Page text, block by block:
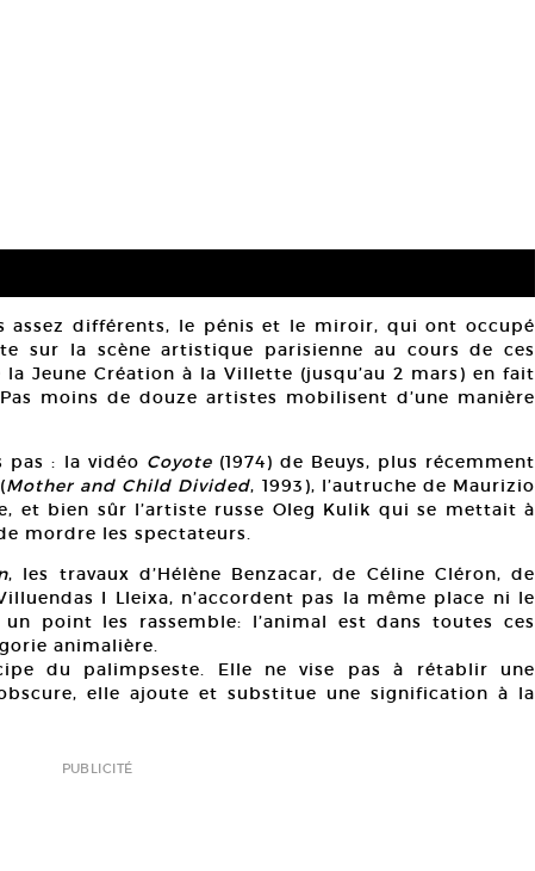
assez différents, le pénis et le miroir, qui ont occupé
sur la scène artistique parisienne au cours de ces
la Jeune Création à la Villette (jusqu’au 2 mars) en fait
moins de douze artistes mobilisent d’une manière
pas : la vidéo Coyote(1974) de Beuys, plus récemment
Mother and Child Divided, 1993), l’autruche de Maurizio
et bien sûr l’artiste russe Oleg Kulik qui se mettait à
mordre les spectateurs.
, les travaux d’Hélène Benzacar, de Céline Cléron, de
I Lleixa, n’accordent pas la même place ni le
point les rassemble: l’animal est dans toutes ces
animalière.
du palimpseste. Elle ne vise pas à rétablir une
elle ajoute et substitue une signification à la
PUBLICITÉ